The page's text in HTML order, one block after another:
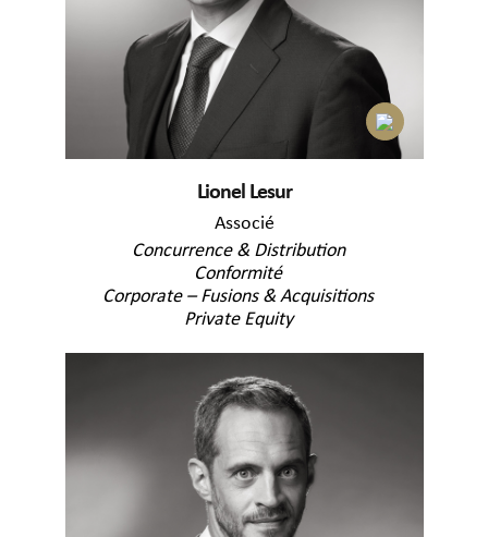
Lionel Lesur
Associé
Concurrence & Distribution
Conformité
Corporate – Fusions & Acquisitions
Private Equity